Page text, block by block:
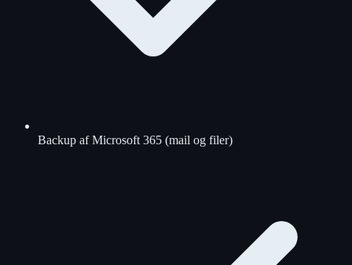
Backup af Microsoft 365 (mail og filer)